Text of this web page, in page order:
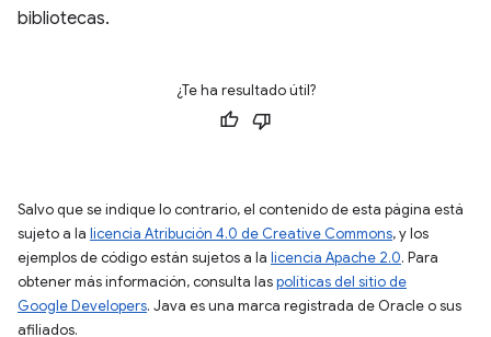
bibliotecas.
¿Te ha resultado útil?
Salvo que se indique lo contrario, el contenido de esta página está
sujeto a la licencia Atribución 4.0 de Creative Commons, y los
ejemplos de código están sujetos a la licencia Apache 2.0. Para
obtener más información, consulta laspolíticas del sitio de
Google Developers. Java es una marca registrada de Oracle o sus
afiliados.